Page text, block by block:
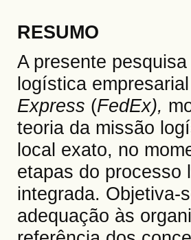
RESUMO
A presente
logística
Express (FedEx),
teoria da missão
local exato, no
etapas do processo
integrada. Objetiva-
adequação às